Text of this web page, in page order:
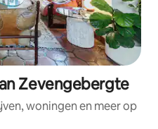
Zevengebergte
woningen en meer op